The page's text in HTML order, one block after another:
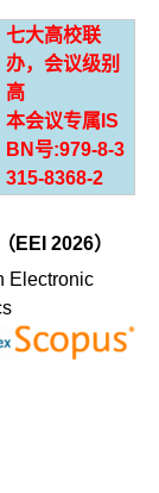
七大高校联
办，会议级别
高
本会议专属IS
BN号:979-8-3
315-8368-2
EEI 2026）
Electronic